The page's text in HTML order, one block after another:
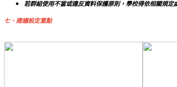
若群組使用不當或違反資料保護原則，學校得依相關規定
七、建議設定重點